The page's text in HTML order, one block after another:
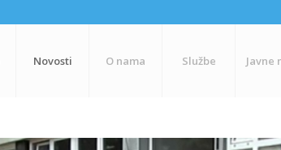
Novosti O nama Službe Javne